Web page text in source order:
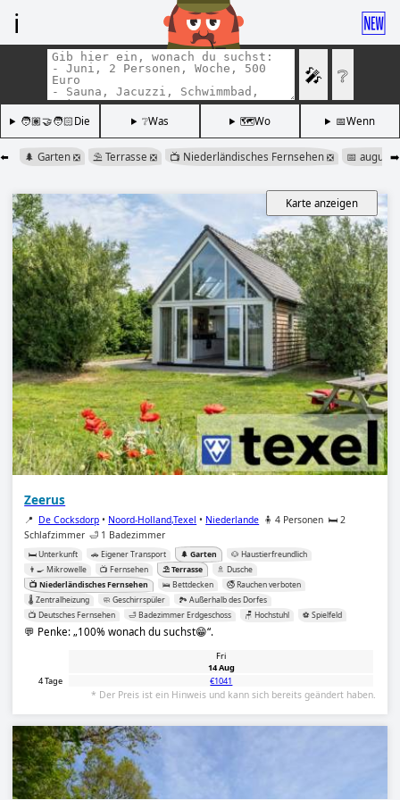
ℹ️ 🆕
🎤 ❔
🧑🏽‍🤝‍🧑🏻Die ❔Was 🗺️Wo 📅Wenn
⬅️ ➡️
🌲 Garten ❎ ⛱️ Terrasse ❎ 📺 Niederländisches Fernsehen ❎ 📅 august
Karte anzeigen
Zeerus
📍 De Cocksdorp • Noord-Holland,Texel • Niederlande 🧍 4 Personen 🛏️ 2
Schlafzimmer 🛁 1 Badezimmer
🛏️ Unterkunft 🚗 Eigener Transport 🌲 Garten
🐶 Haustierfreundlich
👨‍🍳 Mikrowelle
📺 Fernsehen ⛱️ Terrasse
🚿 Dusche
📺 Niederländisches Fernsehen
🛌 Bettdecken
🚭 Rauchen verboten
🌡️ Zentralheizung
🧼 Geschirrspüler
🏞️ Außerhalb des Dorfes
📺 Deutsches Fernsehen
🛁 Badezimmer Erdgeschoss 🪑 Hochstuhl ⚽️ Spielfeld
💬 Penke: 100% wonach du suchst😁 .
Fri
14 Aug
4 Tage
€1041
* Der Preis ist ein Hinweis und kann sich bereits geändert haben.